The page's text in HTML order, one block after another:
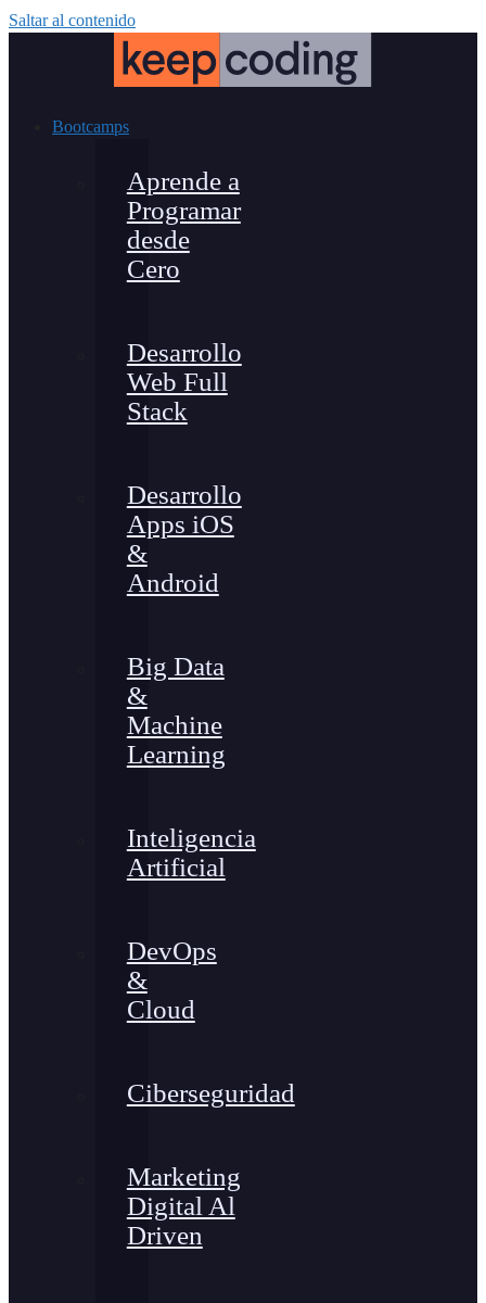
Saltar al contenido
Bootcamps
Aprende a
Programar
desde
Cero
Desarrollo
Web Full
Stack
Desarrollo
Apps iOS
&
Android
Big Data
&
Machine
Learning
Inteligencia
Artificial
DevOps
&
Cloud
Ciberseguridad
Marketing
Digital Al
Driven